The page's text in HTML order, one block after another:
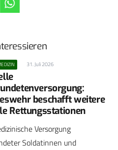
31. Juli 2026
beschafft weitere
Rettungsstationen
Versorgung
Soldatinnen und